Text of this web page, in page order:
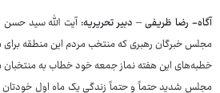
آگاه- رضا ظریفی–دبیر تحریریه:آیت ‌الله سید حسن
مجلس خبرگان رهبری که منتخب مردم این منطقه
خطبه‌های این هفته نماز جمعه خود خطاب به